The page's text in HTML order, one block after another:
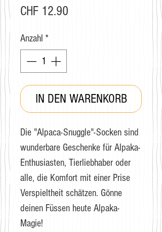
CHF 12.90
Anzahl *
IN DEN WARENKORB
Die "Alpaca-Snuggle"-Socken sind
wunderbare Geschenke für Alpaka-
Enthusiasten, Tierliebhaber oder
alle, die Komfort mit einer Prise
Verspieltheit schätzen. Gönne
deinen Füssen heute Alpaka-
Magie!